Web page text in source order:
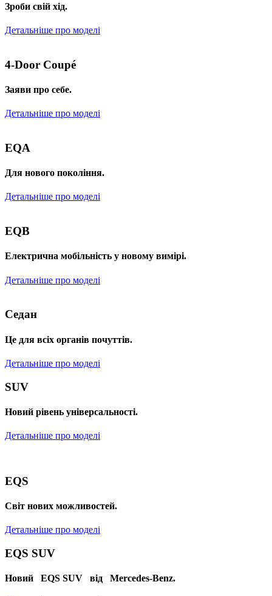
Зроби свій хід.
Детальніше про моделі
4-Door Coupé
Заяви про себе.
Детальніше про моделі
EQA
Для нового покоління.
Детальніше про моделі
EQB
Електрична мобільність у новому вимірі.
Детальніше про моделі
Седан
Це для всіх органів почуттів.
Детальніше про моделі
SUV
Новий рівень універсальності.
Детальніше про моделі
EQS
Cвіт нових можливостей.
Детальніше про моделі
EQS SUV
Новий EQS SUV від Mercedes-Benz.